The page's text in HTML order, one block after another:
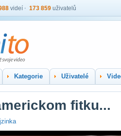
videí 173 859 uživatelů
Kategorie Uživatelé
fitku...